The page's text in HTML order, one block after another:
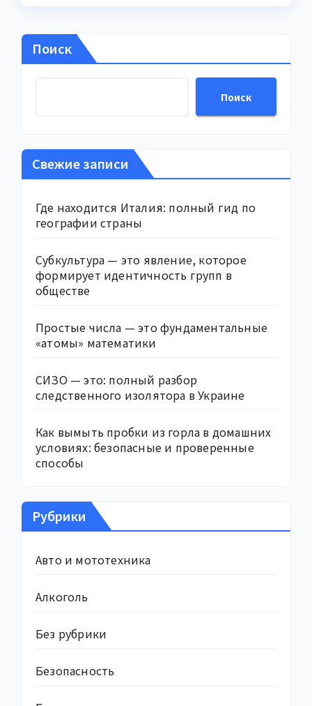
Поиск
Поиск
Свежие записи
Где находится Италия: полный гид по
географии страны
Субкультура — это явление, которое
формирует идентичность групп в
обществе
Простые числа — это фундаментальные
«атомы» математики
СИЗО — это: полный разбор
следственного изолятора в Украине
Как вымыть пробки из горла в домашних
условиях: безопасные и проверенные
способы
Рубрики
Авто и мототехника
Алкоголь
Без рубрики
Безопасность